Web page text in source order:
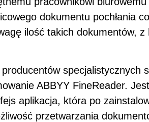
dokumentu pochłania
ilość takich dokumentów,
specjalistycznych
ABBYY FineReader.
aplikacja, która po
przetwarzania